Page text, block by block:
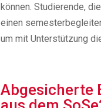
können. Studierende,
einen
um mit Unterstützung
Abgesicherte